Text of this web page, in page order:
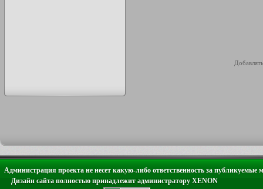
Администрация проекта не несет какую-либо ответственность за публикуемые
Дизайн сайта полностью принадлежит администратору XENON